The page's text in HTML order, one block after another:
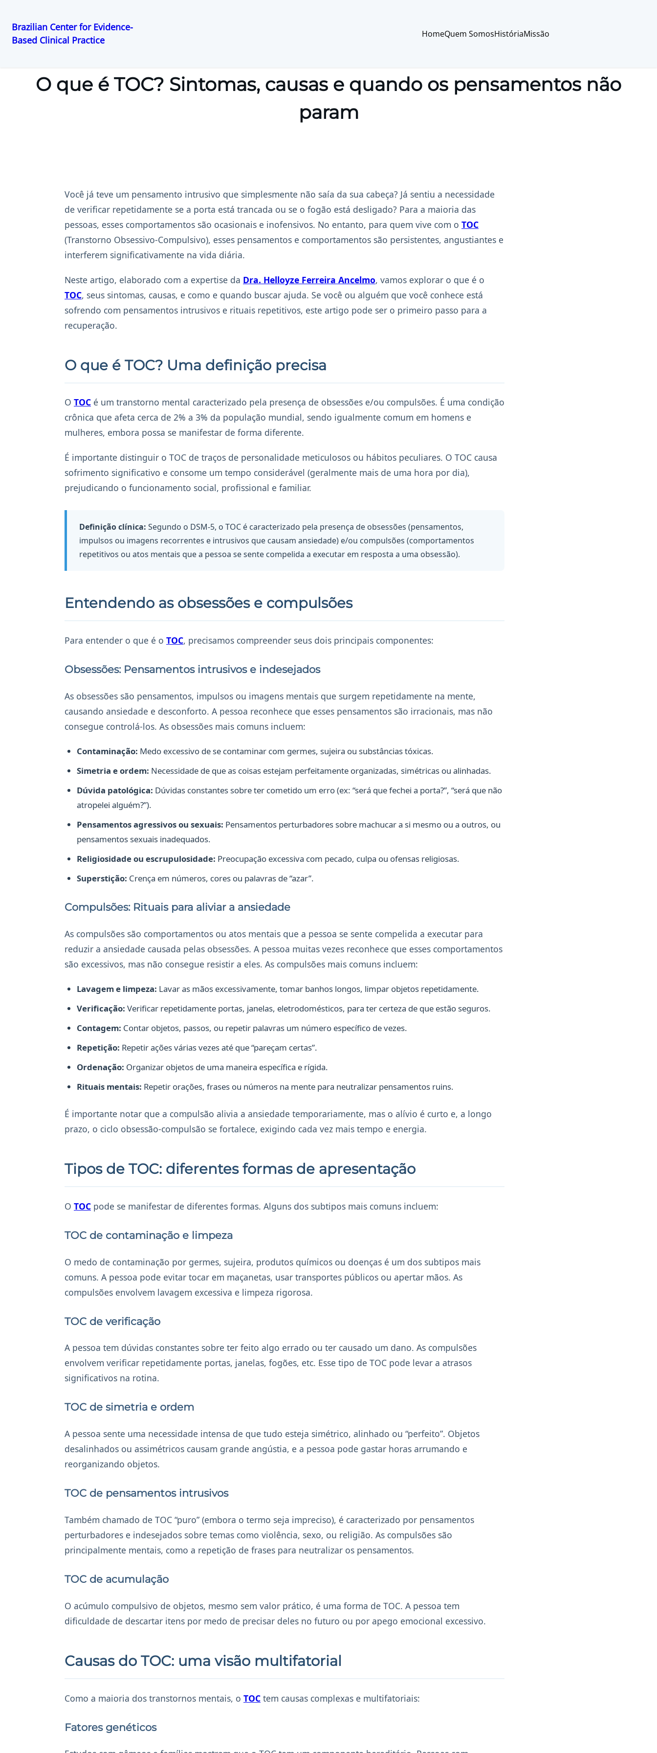
Pular
conteúdo
Brazilian Center for Evidence-
Based Clinical Practice
HomeQuem SomosHistóriaMissão
O que é TOC? Sintomas, causas e quando os pensamentos não
param
Você já teve um pensamento intrusivo que simplesmente não saía da sua cabeça? Já sentiu a necessidade
de verificar repetidamente se a porta está trancada ou se o fogão está desligado? Para a maioria das
pessoas, esses comportamentos são ocasionais e inofensivos. No entanto, para quem vive com o TOC
(Transtorno Obsessivo-Compulsivo), esses pensamentos e comportamentos são persistentes, angustiantes e
interferem significativamente na vida diária.
Neste artigo, elaborado com a expertise da Dra. Helloyze Ferreira Ancelmo, vamos explorar o que é o
TOC, seus sintomas, causas, e como e quando buscar ajuda. Se você ou alguém que você conhece está
sofrendo com pensamentos intrusivos e rituais repetitivos, este artigo pode ser o primeiro passo para a
recuperação.
O que é TOC? Uma definição precisa
O TOC é um transtorno mental caracterizado pela presença de obsessões e/ou compulsões. É uma condição
crônica que afeta cerca de 2% a 3% da população mundial, sendo igualmente comum em homens e
mulheres, embora possa se manifestar de forma diferente.
É importante distinguir o TOC de traços de personalidade meticulosos ou hábitos peculiares. O TOC causa
sofrimento significativo e consome um tempo considerável (geralmente mais de uma hora por dia),
prejudicando o funcionamento social, profissional e familiar.
Definição clínica: Segundo o DSM-5, o TOC é caracterizado pela presença de obsessões (pensamentos,
impulsos ou imagens recorrentes e intrusivos que causam ansiedade) e/ou compulsões (comportamentos
repetitivos ou atos mentais que a pessoa se sente compelida a executar em resposta a uma obsessão).
Entendendo as obsessões e compulsões
Para entender o que é o TOC, precisamos compreender seus dois principais componentes:
Obsessões: Pensamentos intrusivos e indesejados
As obsessões são pensamentos, impulsos ou imagens mentais que surgem repetidamente na mente,
causando ansiedade e desconforto. A pessoa reconhece que esses pensamentos são irracionais, mas não
consegue controlá-los. As obsessões mais comuns incluem:
Contaminação: Medo excessivo de se contaminar com germes, sujeira ou substâncias tóxicas.
Simetria e ordem: Necessidade de que as coisas estejam perfeitamente organizadas, simétricas ou alinhadas.
Dúvida patológica: Dúvidas constantes sobre ter cometido um erro (ex: “será que fechei a porta?”, “será que não
atropelei alguém?”).
Pensamentos agressivos ou sexuais: Pensamentos perturbadores sobre machucar a si mesmo ou a outros, ou
pensamentos sexuais inadequados.
Religiosidade ou escrupulosidade: Preocupação excessiva com pecado, culpa ou ofensas religiosas.
Superstição: Crença em números, cores ou palavras de “azar”.
Compulsões: Rituais para aliviar a ansiedade
As compulsões são comportamentos ou atos mentais que a pessoa se sente compelida a executar para
reduzir a ansiedade causada pelas obsessões. A pessoa muitas vezes reconhece que esses comportamentos
são excessivos, mas não consegue resistir a eles. As compulsões mais comuns incluem:
Lavagem e limpeza: Lavar as mãos excessivamente, tomar banhos longos, limpar objetos repetidamente.
Verificação: Verificar repetidamente portas, janelas, eletrodomésticos, para ter certeza de que estão seguros.
Contagem: Contar objetos, passos, ou repetir palavras um número específico de vezes.
Repetição: Repetir ações várias vezes até que “pareçam certas”.
Ordenação: Organizar objetos de uma maneira específica e rígida.
Rituais mentais: Repetir orações, frases ou números na mente para neutralizar pensamentos ruins.
É importante notar que a compulsão alivia a ansiedade temporariamente, mas o alívio é curto e, a longo
prazo, o ciclo obsessão-compulsão se fortalece, exigindo cada vez mais tempo e energia.
Tipos de TOC: diferentes formas de apresentação
O TOC pode se manifestar de diferentes formas. Alguns dos subtipos mais comuns incluem:
TOC de contaminação e limpeza
O medo de contaminação por germes, sujeira, produtos químicos ou doenças é um dos subtipos mais
comuns. A pessoa pode evitar tocar em maçanetas, usar transportes públicos ou apertar mãos. As
compulsões envolvem lavagem excessiva e limpeza rigorosa.
TOC de verificação
A pessoa tem dúvidas constantes sobre ter feito algo errado ou ter causado um dano. As compulsões
envolvem verificar repetidamente portas, janelas, fogões, etc. Esse tipo de TOC pode levar a atrasos
significativos na rotina.
TOC de simetria e ordem
A pessoa sente uma necessidade intensa de que tudo esteja simétrico, alinhado ou “perfeito”. Objetos
desalinhados ou assimétricos causam grande angústia, e a pessoa pode gastar horas arrumando e
reorganizando objetos.
TOC de pensamentos intrusivos
Também chamado de TOC “puro” (embora o termo seja impreciso), é caracterizado por pensamentos
perturbadores e indesejados sobre temas como violência, sexo, ou religião. As compulsões são
principalmente mentais, como a repetição de frases para neutralizar os pensamentos.
TOC de acumulação
O acúmulo compulsivo de objetos, mesmo sem valor prático, é uma forma de TOC. A pessoa tem
dificuldade de descartar itens por medo de precisar deles no futuro ou por apego emocional excessivo.
Causas do TOC: uma visão multifatorial
Como a maioria dos transtornos mentais, o TOC tem causas complexas e multifatoriais:
Fatores genéticos